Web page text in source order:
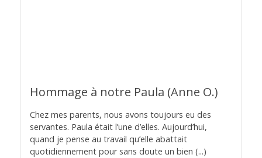
Hommage à notre Paula (Anne O.)
Chez mes parents, nous avons toujours eu des
servantes. Paula était l’une d’elles. Aujourd’hui,
quand je pense au travail qu’elle abattait
quotidiennement pour sans doute un bien (...)